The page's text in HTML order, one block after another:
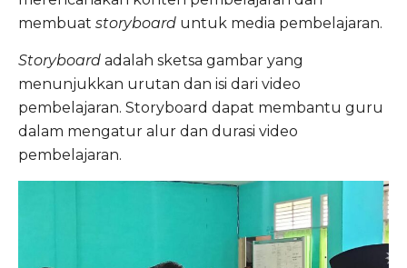
membuat storyboard untuk media pembelajaran.
Storyboard adalah sketsa gambar yang
menunjukkan urutan dan isi dari video
pembelajaran. Storyboard dapat membantu guru
dalam mengatur alur dan durasi video
pembelajaran.